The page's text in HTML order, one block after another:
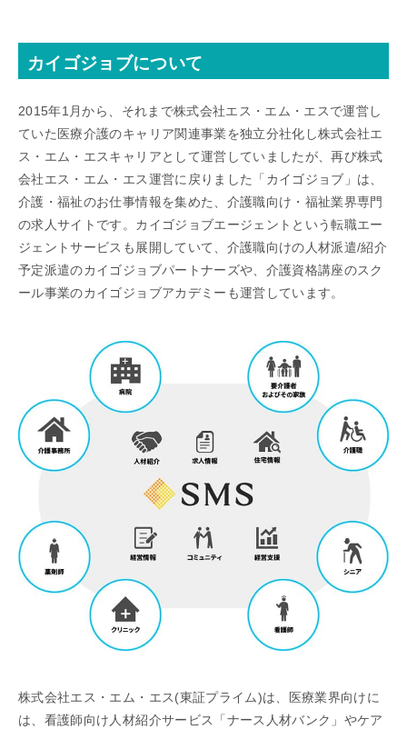
カイゴジョブについて
2015年1月から、それまで株式会社エス・エム・エスで運営し
ていた医療介護のキャリア関連事業を独立分社化し株式会社エ
ス・エム・エスキャリアとして運営していましたが、再び株式
会社エス・エム・エス運営に戻りました「カイゴジョブ」は、
介護・福祉のお仕事情報を集めた、介護職向け・福祉業界専門
の求人サイトです。カイゴジョブエージェントという転職エー
ジェントサービスも展開していて、介護職向けの人材派遣/紹介
予定派遣のカイゴジョブパートナーズや、介護資格講座のスク
ール事業のカイゴジョブアカデミーも運営しています。
株式会社エス・エム・エス(東証プライム)は、医療業界向けに
は、看護師向け人材紹介サービス「ナース人材バンク」やケア